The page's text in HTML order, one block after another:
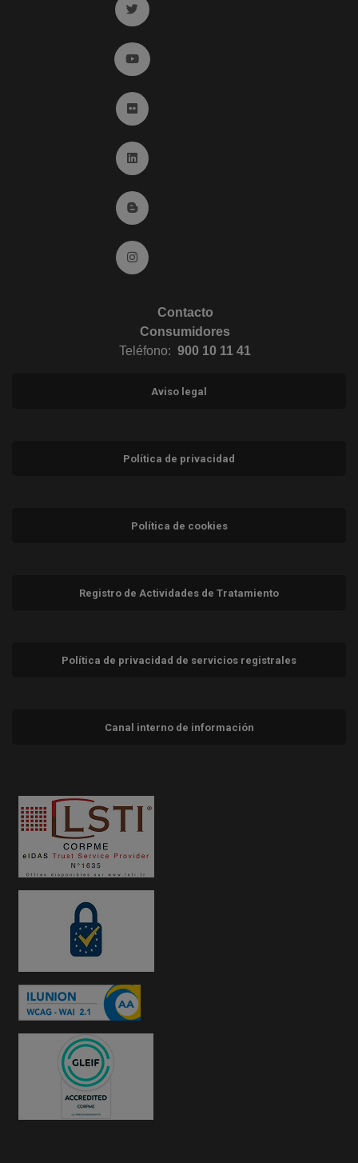
Ir a twitter (abre en ventana nueva)
Ir a YouTube (abre en ventana nueva)
Ir a Flickr (abre en ventana nueva)
Ir a Linkedin (abre en ventana nueva)
Ir al Blog (abre en ventana nueva)
Ir a Instagram (abre en ventana nueva)
Contacto
Consumidores
Teléfono: 900 10 11 41
Aviso legal
Política de privacidad
Política de cookies
Registro de Actividades de Tratamiento
Política de privacidad de servicios registrales
Canal interno de información